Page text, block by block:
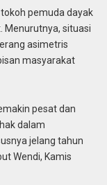
pemuda dayak
Menurutnya, situasi
asimetris
masyarakat
pesat dan
dalam
jelang tahun
Wendi, Kamis